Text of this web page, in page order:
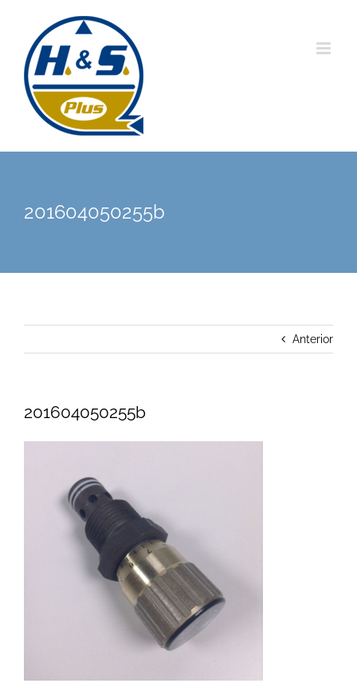
contenido
201604050255b
Anterior
201604050255b